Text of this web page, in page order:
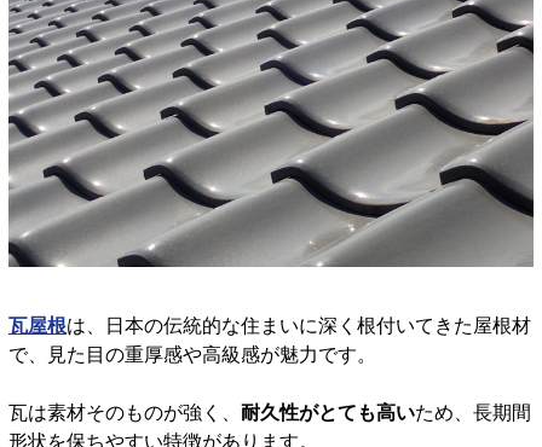
瓦屋根は、日本の伝統的な住まいに深く根付いてきた屋根材
で、見た目の重厚感や高級感が魅力です。
瓦は素材そのものが強く、 耐久性がとても高いため、長期間
形状を保ちやすい特徴があります。